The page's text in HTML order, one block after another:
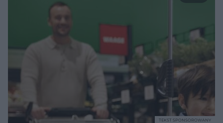
TEKST SPONSOROWANY